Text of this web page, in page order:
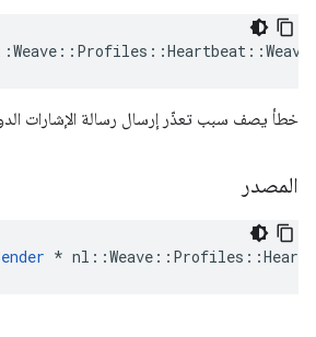
خطأ يصف سبب تعذّر إرسال رسالة الإشارات
المصدر
*